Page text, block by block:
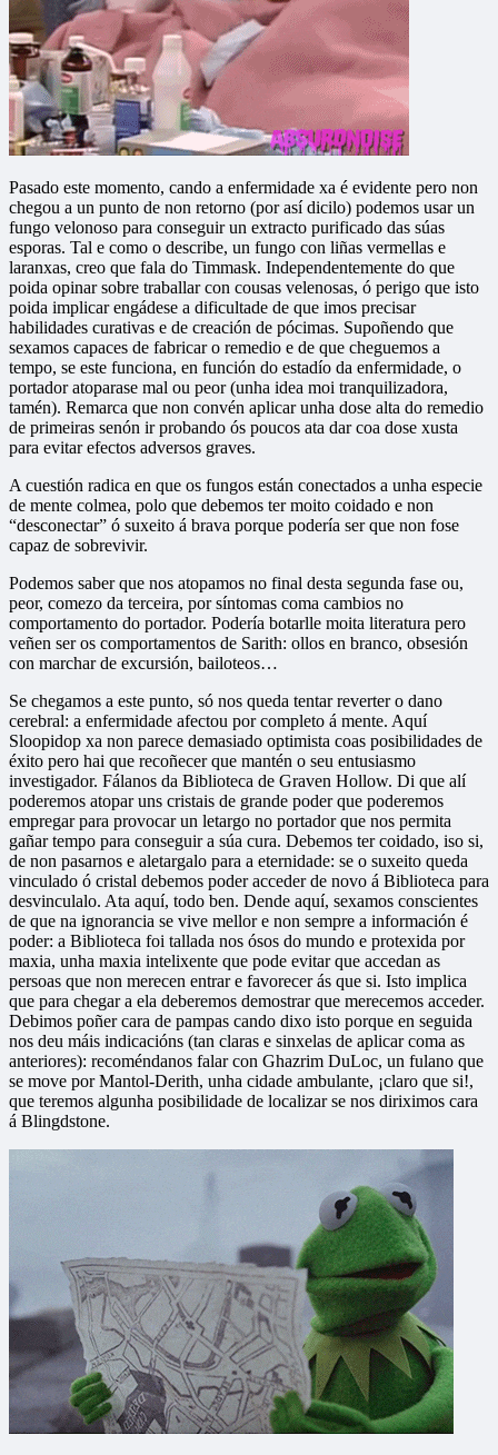
Pasado este momento, cando a enfermidade xa é evidente pero non
chegou a un punto de non retorno (por así dicilo) podemos usar un
fungo velonoso para conseguir un extracto purificado das súas
esporas. Tal e como o describe, un fungo con liñas vermellas e
laranxas, creo que fala do Timmask. Independentemente do que
poida opinar sobre traballar con cousas velenosas, ó perigo que isto
poida implicar engádese a dificultade de que imos precisar
habilidades curativas e de creación de pócimas. Supoñendo que
sexamos capaces de fabricar o remedio e de que cheguemos a
tempo, se este funciona, en función do estadío da enfermidade, o
portador atoparase mal ou peor (unha idea moi tranquilizadora,
tamén). Remarca que non convén aplicar unha dose alta do remedio
de primeiras senón ir probando ós poucos ata dar coa dose xusta
para evitar efectos adversos graves.
A cuestión radica en que os fungos están conectados a unha especie
de mente colmea, polo que debemos ter moito coidado e non
“desconectar” ó suxeito á brava porque podería ser que non fose
capaz de sobrevivir.
Podemos saber que nos atopamos no final desta segunda fase ou,
peor, comezo da terceira, por síntomas coma cambios no
comportamento do portador. Podería botarlle moita literatura pero
veñen ser os comportamentos de Sarith: ollos en branco, obsesión
con marchar de excursión, bailoteos…
Se chegamos a este punto, só nos queda tentar reverter o dano
cerebral: a enfermidade afectou por completo á mente. Aquí
Sloopidop xa non parece demasiado optimista coas posibilidades de
éxito pero hai que recoñecer que mantén o seu entusiasmo
investigador. Fálanos da Biblioteca de Graven Hollow. Di que alí
poderemos atopar uns cristais de grande poder que poderemos
empregar para provocar un letargo no portador que nos permita
gañar tempo para conseguir a súa cura. Debemos ter coidado, iso si,
de non pasarnos e aletargalo para a eternidade: se o suxeito queda
vinculado ó cristal debemos poder acceder de novo á Biblioteca para
desvinculalo. Ata aquí, todo ben. Dende aquí, sexamos conscientes
de que na ignorancia se vive mellor e non sempre a información é
poder: a Biblioteca foi tallada nos ósos do mundo e protexida por
maxia, unha maxia intelixente que pode evitar que accedan as
persoas que non merecen entrar e favorecer ás que si. Isto implica
que para chegar a ela deberemos demostrar que merecemos acceder.
Debimos poñer cara de pampas cando dixo isto porque en seguida
nos deu máis indicacións (tan claras e sinxelas de aplicar coma as
anteriores): recoméndanos falar con Ghazrim DuLoc, un fulano que
se move por Mantol-Derith, unha cidade ambulante, ¡claro que si!,
que teremos algunha posibilidade de localizar se nos diriximos cara
á Blingdstone.